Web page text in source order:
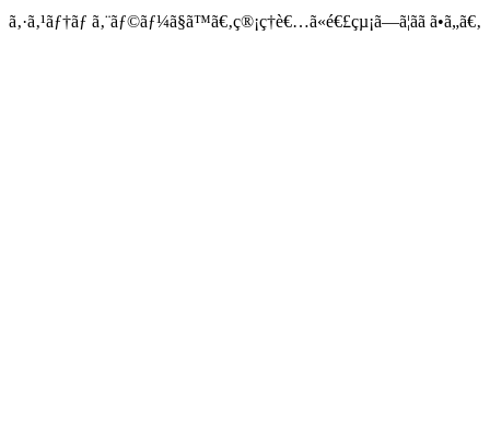
ã‚·ã‚¹ãƒ†ãƒ ã‚¨ãƒ©ãƒ¼ã§ã™ã€‚ç®¡ç†è€…ã«é€£çµ¡ã—ã¦ãã ã•ã„ã€‚